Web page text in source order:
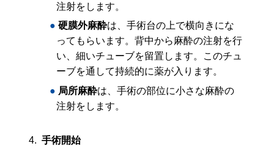
注射をします。
硬膜外麻酔は、手術台の上で横向きにな
ってもらいます。背中から麻酔の注射を行
い、細いチューブを留置します。このチュ
ーブを通して持続的に薬が入ります。
局所麻酔は、手術の部位に小さな麻酔の
注射をします。
手術開始